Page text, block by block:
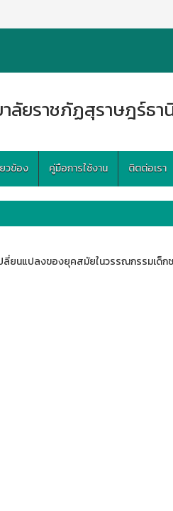
ลัยราชภัฏสุราษฎร์ธา
วข้อง คู่มือการใช้งาน ติตต่อเรา
ลี่ยนแปลงของยุคสมัยในวรรณกรรมเด็ก